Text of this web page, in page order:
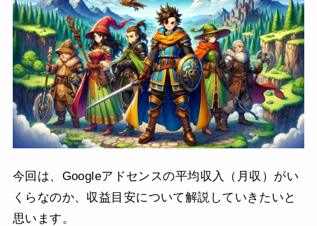
今回は、Googleアドセンスの平均収入（月収）がい
くらなのか、収益目安について解説していきたいと
思います。